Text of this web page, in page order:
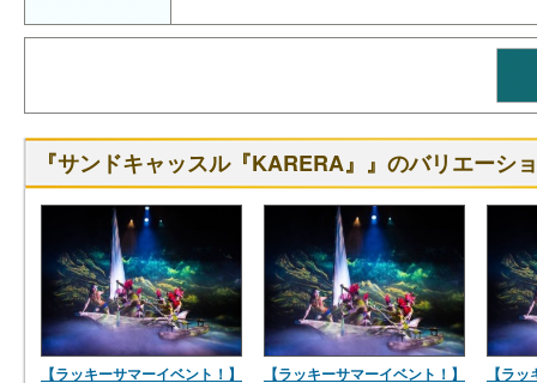
『サンドキャッスル『KARERA』』のバリエーシ
【ラッキーサマーイベント！】
【ラッキーサマーイベント！】
【ラ